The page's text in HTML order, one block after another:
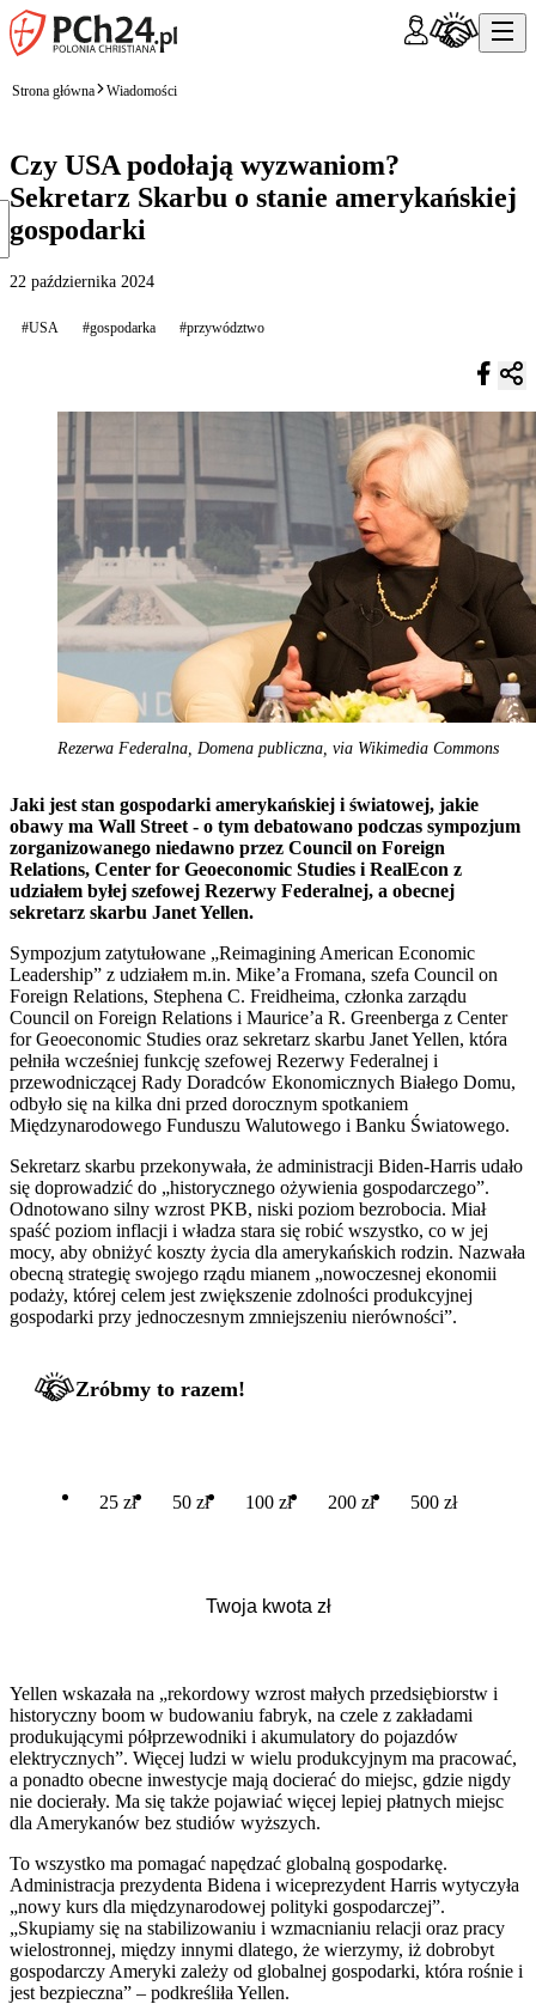
Strona główna Wiadomości
Czy USA podołają wyzwaniom?
Sekretarz Skarbu o stanie amerykańskiej
gospodarki
22 października 2024
#USA #gospodarka #przywództwo
Rezerwa Federalna, Domena publiczna, via Wikimedia Commons
Jaki jest stan gospodarki amerykańskiej i światowej, jakie
obawy ma Wall Street - o tym debatowano podczas sympozjum
zorganizowanego niedawno przez Council on Foreign
Relations, Center for Geoeconomic Studies i RealEcon z
udziałem byłej szefowej Rezerwy Federalnej, a obecnej
sekretarz skarbu Janet Yellen.
Sympozjum zatytułowane „Reimagining American Economic
Leadership” z udziałem m.in. Mike’a Fromana, szefa Council on
Foreign Relations, Stephena C. Freidheima, członka zarządu
Council on Foreign Relations i Maurice’a R. Greenberga z Center
for Geoeconomic Studies oraz sekretarz skarbu Janet Yellen, która
pełniła wcześniej funkcję szefowej Rezerwy Federalnej i
przewodniczącej Rady Doradców Ekonomicznych Białego Domu,
odbyło się na kilka dni przed dorocznym spotkaniem
Międzynarodowego Funduszu Walutowego i Banku Światowego.
Sekretarz skarbu przekonywała, że administracji Biden-Harris udało
się doprowadzić do „historycznego ożywienia gospodarczego”.
Odnotowano silny wzrost PKB, niski poziom bezrobocia. Miał
spaść poziom inflacji i władza stara się robić wszystko, co w jej
mocy, aby obniżyć koszty życia dla amerykańskich rodzin. Nazwała
obecną strategię swojego rządu mianem „nowoczesnej ekonomii
podaży, której celem jest zwiększenie zdolności produkcyjnej
gospodarki przy jednoczesnym zmniejszeniu nierówności”.
Zróbmy to razem!
25 zł 50 zł 100 zł 200 zł 500 zł
Yellen wskazała na „rekordowy wzrost małych przedsiębiorstw i
historyczny boom w budowaniu fabryk, na czele z zakładami
produkującymi półprzewodniki i akumulatory do pojazdów
elektrycznych”. Więcej ludzi w wielu produkcyjnym ma pracować,
a ponadto obecne inwestycje mają docierać do miejsc, gdzie nigdy
nie docierały. Ma się także pojawiać więcej lepiej płatnych miejsc
dla Amerykanów bez studiów wyższych.
To wszystko ma pomagać napędzać globalną gospodarkę.
Administracja prezydenta Bidena i wiceprezydent Harris wytyczyła
„nowy kurs dla międzynarodowej polityki gospodarczej”.
„Skupiamy się na stabilizowaniu i wzmacnianiu relacji oraz pracy
wielostronnej, między innymi dlatego, że wierzymy, iż dobrobyt
gospodarczy Ameryki zależy od globalnej gospodarki, która rośnie i
jest bezpieczna” – podkreśliła Yellen.